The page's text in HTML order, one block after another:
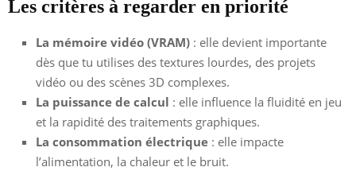
Les critères à regarder en priorité
La mémoire vidéo (VRAM) : elle devient importante
dès que tu utilises des textures lourdes, des projets
vidéo ou des scènes 3D complexes.
La puissance de calcul : elle influence la fluidité en jeu
et la rapidité des traitements graphiques.
La consommation électrique : elle impacte
l’alimentation, la chaleur et le bruit.